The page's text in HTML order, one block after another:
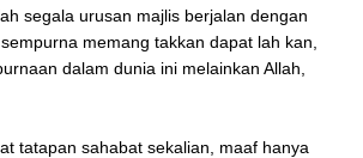
segala urusan majlis berjalan dengan
memang takkan dapat lah kan,
dalam dunia ini melainkan Allah,
tatapan sahabat sekalian, maaf hanya